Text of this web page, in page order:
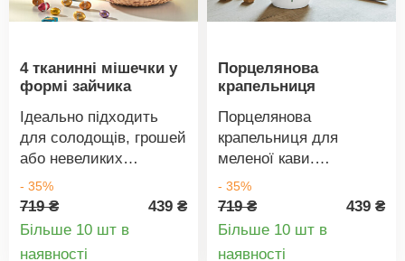
4 тканинні мішечки у
формі зайчика
Ідеально підходить
для солодощів, грошей
або невеликих
подарунків. 4 кольори:
зелений, фіолетовий,
помаранчевий, жовтий.
- 35%
719 ₴
439 ₴
Більше 10 шт в
наявності
Порцелянова
крапельниця
Порцелянова
крапельниця для
меленої кави.
Підходить для
паперових фільтрів
розміру 4. Порцеляна,
- 35%
719 ₴
439 ₴
Більше 10 шт в
наявності